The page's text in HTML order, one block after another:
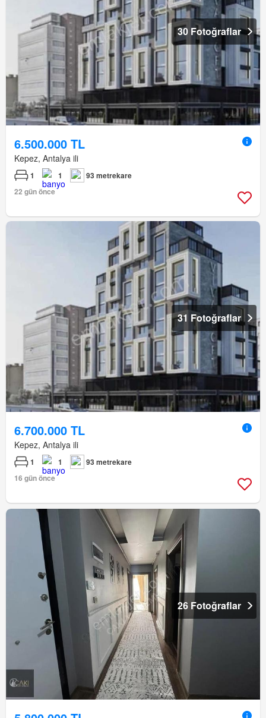
30 Fotoğraflar
6.500.000 TL
Kepez, Antalya ili
1 1
93 metrekare
22 gün önce
31 Fotoğraflar
6.700.000 TL
Kepez, Antalya ili
1 1
93 metrekare
16 gün önce
26 Fotoğraflar